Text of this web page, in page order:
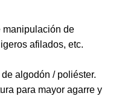
manipulación de
afilados, etc.
algodón / poliéster.
para mayor agarre y